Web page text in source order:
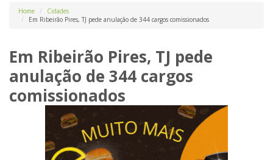
Home
Cidades
Em Ribeirão Pires, TJ pede anulação de 344 cargos comissionados
Em Ribeirão Pires, TJ pede
anulação de 344 cargos
comissionados